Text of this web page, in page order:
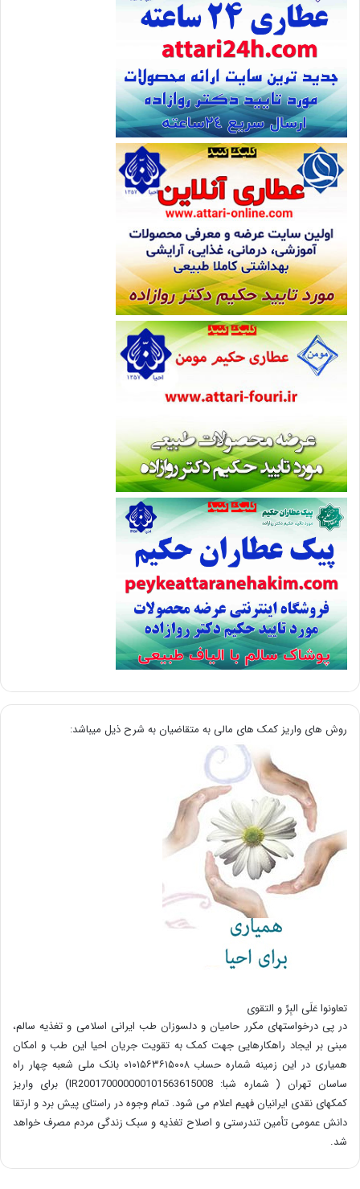
روش های واریز کمک های مالی به متقاضیان به شرح ذیل میباشد:
تعاونوا عَلَی البِرِّ و التقوی
در پی درخواستهای مکرر حامیان و دلسوزان طب ایرانی اسلامی و تغذیه سالم،
مبنی بر ایجاد راهکارهایی جهت کمک به تقویت جریان احیا این طب و امکان
همیاری در این زمینه شماره حساب ۰۱۰۱۵۶۳۶۱۵۰۰۸ بانک ملی شعبه چهار راه
ساسان تهران ( شماره شبا: IR200170000000101563615008) برای واریز
کمکهای نقدی ایرانیان فهیم اعلام می شود. تمام وجوه در راستای پیش برد و ارتقا
دانش عمومی تأمین تندرستی و اصلاح تغذیه و سبک زندگی مردم مصرف خواهد
شد.